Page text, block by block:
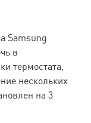
Samsung
в
термостата,
нескольких
на 3